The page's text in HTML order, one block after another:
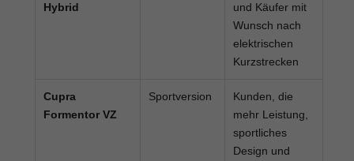
Hybrid
und Käufer mit
Wunsch nach
elektrischen
Kurzstrecken
Cupra
Formentor VZ
Sportversion
Kunden, die
mehr Leistung,
sportliches
Design und